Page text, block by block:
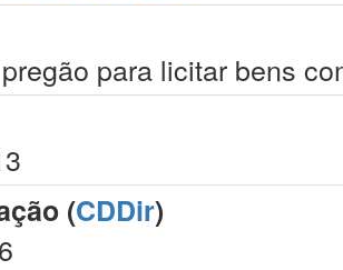
para licitar bens
(CDDir)